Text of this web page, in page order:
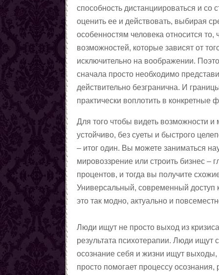
способность дистанциироваться и
оценить ее и действовать, выбирая
особенностям человека относится
возможностей, которые зависят от
исключительно на воображении.
сначала просто необходимо
действительно безгранична. И
практически воплотить в конкретные
Для того чтобы видеть возможности
устойчиво, без суеты и быстрого
– итог один. Вы можете заниматься
мировоззрение или строить бизнес –
процентов, и тогда вы получите
Универсальный, современный доступ
это так модно, актуально и
Люди ищут не просто выход из
результата психотерапии. Люди ищут
осознание себя и жизни ищут
просто помогает процессу